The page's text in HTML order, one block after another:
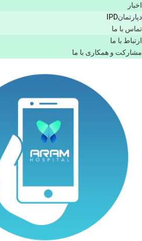
اخبار
دپارتمانIPD
تماس با ما
ارتباط با ما
مشاركت و همكاری با ما